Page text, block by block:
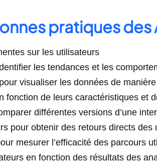
pratiques
sur les utilisateurs
les tendances et les
visualiser les données de
fonction de leurs caractéristiques et
différentes versions d’une
pour obtenir des retours directs
mesurer l’efficacité des parcours
en fonction des résultats des